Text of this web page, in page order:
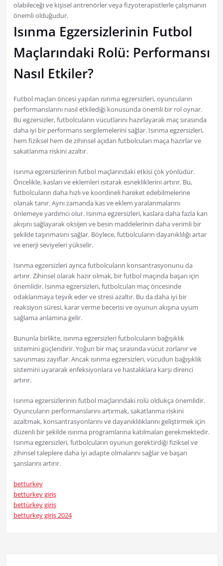
olabileceği ve kişisel antrenörler veya fizyoterapistlerle çalışmanın
önemli olduğudur.
Isınma Egzersizlerinin Futbol
Maçlarındaki Rolü: Performansı
Nasıl Etkiler?
Futbol maçları öncesi yapılan ısınma egzersizleri, oyuncuların
performanslarını nasıl etkilediği konusunda önemli bir rol oynar.
Bu egzersizler, futbolcuların vücutlarını hazırlayarak maç sırasında
daha iyi bir performans sergilemelerini sağlar. Isınma egzersizleri,
hem fiziksel hem de zihinsel açıdan futbolcuları maça hazırlar ve
sakatlanma riskini azaltır.
Isınma egzersizlerinin futbol maçlarındaki etkisi çok yönlüdür.
Öncelikle, kasları ve eklemleri ısıtarak esnekliklerini artırır. Bu,
futbolcuların daha hızlı ve koordineli hareket edebilmelerine
olanak tanır. Aynı zamanda kas ve eklem yaralanmalarını
önlemeye yardımcı olur. Isınma egzersizleri, kaslara daha fazla kan
akışını sağlayarak oksijen ve besin maddelerinin daha verimli bir
şekilde taşınmasını sağlar. Böylece, futbolcuların dayanıklılığı artar
ve enerji seviyeleri yükselir.
Isınma egzersizleri ayrıca futbolcuların konsantrasyonunu da
artırır. Zihinsel olarak hazır olmak, bir futbol maçında başarı için
önemlidir. Isınma egzersizleri, futbolcuları maç öncesinde
odaklanmaya teşvik eder ve stresi azaltır. Bu da daha iyi bir
reaksiyon süresi, karar verme becerisi ve oyunun akışına uyum
sağlama anlamına gelir.
Bununla birlikte, isınma egzersizleri futbolcuların bağışıklık
sistemini güçlendirir. Yoğun bir maç sırasında vücut zorlanır ve
savunması zayıflar. Ancak ısınma egzersizleri, vücudun bağışıklık
sistemini uyararak enfeksiyonlara ve hastalıklara karşı direnci
artırır.
Isınma egzersizlerinin futbol maçlarındaki rolü oldukça önemlidir.
Oyuncuların performanslarını artırmak, sakatlanma riskini
azaltmak, konsantrasyonlarını ve dayanıklılıklarını geliştirmek için
düzenli bir şekilde ısınma programlarına katılmaları gerekmektedir.
Isınma egzersizleri, futbolcuların oyunun gerektirdiği fiziksel ve
zihinsel taleplere daha iyi adapte olmalarını sağlar ve başarı
şanslarını artırır.
betturkey
betturkey giriş
bettürkey giriş
betturkey giriş 2024